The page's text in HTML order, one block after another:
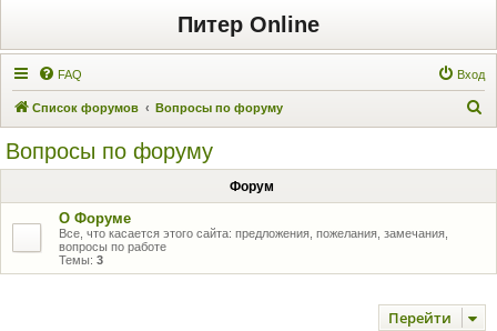
Питер Online
FAQ Вход
Список форумов Вопросы по форуму
Вопросы по форуму
Форум
О Форуме
Все, что касается этого сайта: предложения, пожелания, замечания,
вопросы по работе
Темы: 3
Перейти